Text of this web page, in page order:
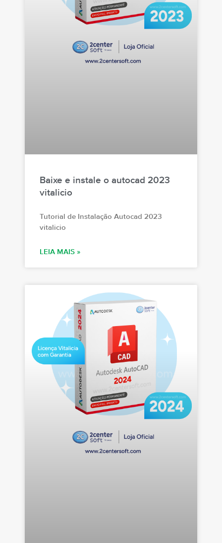
Baixe e instale o autocad 2023
vitalicio
Tutorial de Instalação Autocad 2023
vitalicio
LEIA MAIS »